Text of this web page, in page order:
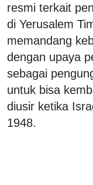
resmi terkait
di Yerusalem
memandang
dengan upaya
sebagai
untuk bisa
diusir ketika
1948.